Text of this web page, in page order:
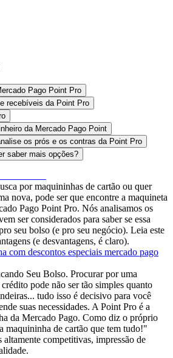
Pago Point Pro
recebíveis da Point Pro
da Mercado Pago Point
os prós e os contras da Point Pro
saber mais opções?
por maquininhas de cartão ou quer
nova, pode ser que encontre a maquineta
Pago Point Pro. Nós analisamos os
ser considerados para saber se essa
seu bolso (e pro seu negócio). Leia este
(e desvantagens, é claro).
Seu Bolso. Procurar por uma
pode não ser tão simples quanto
tudo isso é decisivo para você
suas necessidades. A Point Pro é a
da Mercado Pago. Como diz o próprio
maquininha de cartão que tem tudo!"
altamente competitivas, impressão de